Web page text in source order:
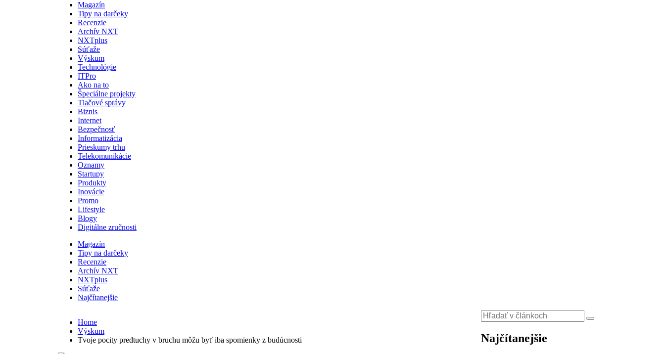
Magazín
Tipy na darčeky
Recenzie
Archív NXT
NXTplus
Súťaže
Výskum
Technológie
ITPro
Ako na to
Špeciálne projekty
Tlačové správy
Biznis
Internet
Bezpečnosť
Informatizácia
Prieskumy trhu
Telekomunikácie
Oznamy
Startupy
Produkty
Inovácie
Promo
Lifestyle
Blogy
Digitálne zručnosti
Magazín
Tipy na darčeky
Recenzie
Archív NXT
NXTplus
Súťaže
Najčítanejšie
Home
Výskum
Tvoje pocity predtuchy v bruchu môžu byť iba spomienky z budúcnosti
Najčítanejšie